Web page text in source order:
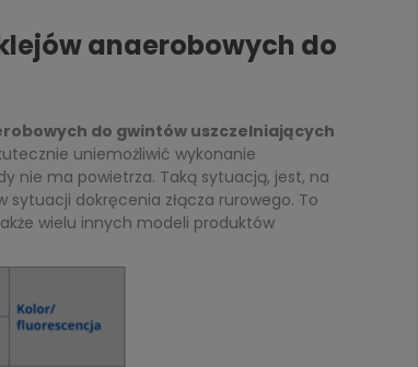
anaerobowych do
do gwintów uszczelniających
uniemożliwić wykonanie
nie ma powietrza. Taką sytuacją, jest, na
sytuacji dokręcenia złącza rurowego. To
wielu innych modeli produktów